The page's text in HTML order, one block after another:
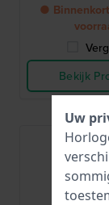
●
Bekijk
Uw